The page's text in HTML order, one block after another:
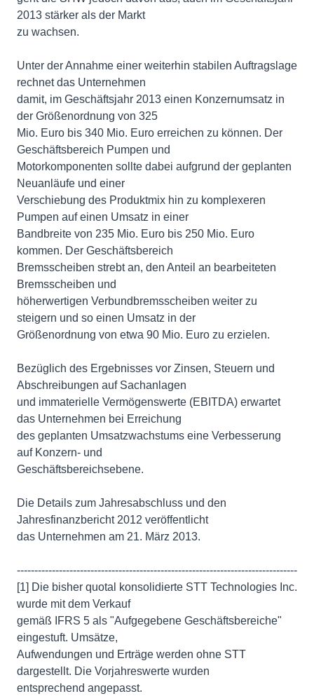
2013 stärker als der Markt
zu wachsen.
Unter der Annahme einer weiterhin stabilen Auftragslage
rechnet das Unternehmen
damit, im Geschäftsjahr 2013 einen Konzernumsatz in
der Größenordnung von 325
Mio. Euro bis 340 Mio. Euro erreichen zu können. Der
Geschäftsbereich Pumpen und
Motorkomponenten sollte dabei aufgrund der geplanten
Neuanläufe und einer
Verschiebung des Produktmix hin zu komplexeren
Pumpen auf einen Umsatz in einer
Bandbreite von 235 Mio. Euro bis 250 Mio. Euro
kommen. Der Geschäftsbereich
Bremsscheiben strebt an, den Anteil an bearbeiteten
Bremsscheiben und
höherwertigen Verbundbremsscheiben weiter zu
steigern und so einen Umsatz in der
Größenordnung von etwa 90 Mio. Euro zu erzielen.
Bezüglich des Ergebnisses vor Zinsen, Steuern und
Abschreibungen auf Sachanlagen
und immaterielle Vermögenswerte (EBITDA) erwartet
das Unternehmen bei Erreichung
des geplanten Umsatzwachstums eine Verbesserung
auf Konzern- und
Geschäftsbereichsebene.
Die Details zum Jahresabschluss und den
Jahresfinanzbericht 2012 veröffentlicht
das Unternehmen am 21. März 2013.
--------------------------------------------------------------------------------
[1] Die bisher quotal konsolidierte STT Technologies Inc.
wurde mit dem Verkauf
gemäß IFRS 5 als "Aufgegebene Geschäftsbereiche"
eingestuft. Umsätze,
Aufwendungen und Erträge werden ohne STT
dargestellt. Die Vorjahreswerte wurden
entsprechend angepasst.